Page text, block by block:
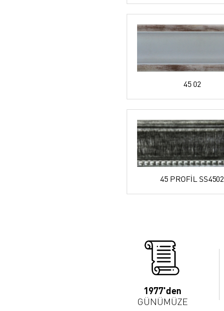
45 02
45 PROFİL SS4502
1977'den
GÜNÜMÜZE